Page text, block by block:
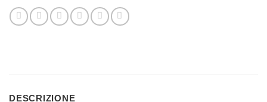
DESCRIZIONE